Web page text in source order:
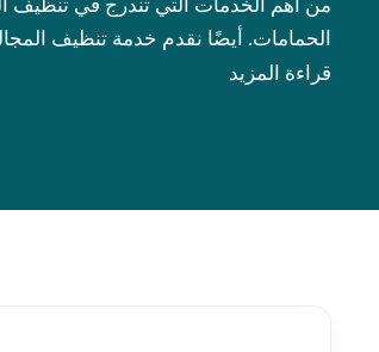
من أهم الخدمات التي تندرج في تنظيف
الحمامات. أيضًا نقدم خدمة تنظيف
قراءة المزيد